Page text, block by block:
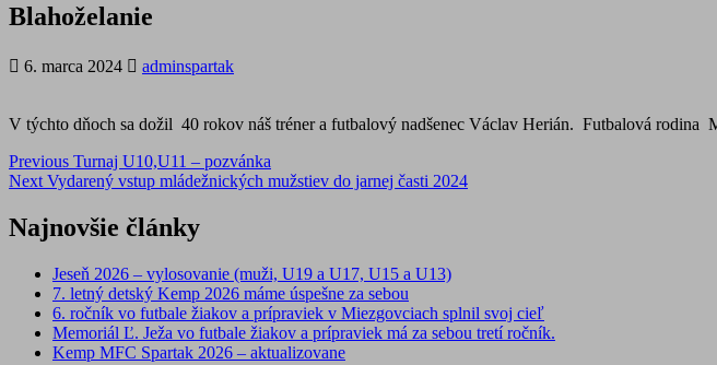
Blahoželanie
6. marca 2024 adminspartak
V týchto dňoch sa dožil 40 rokov náš tréner a futbalový nadšenec Václav Herián. Futbalová
Post
navigation
Previous Turnaj U10,U11 – pozvánka
Next Vydarený vstup mládežnických mužstiev do jarnej časti 2024
Najnovšie články
Jeseň 2026 – vylosovanie (muži, U19 a U17, U15 a U13)
7. letný detský Kemp 2026 máme úspešne za sebou
6. ročník vo futbale žiakov a prípraviek v Miezgovciach splnil svoj cieľ
Memoriál Ľ. Ježa vo futbale žiakov a prípraviek má za sebou tretí ročník.
Kemp MFC Spartak 2026 – aktualizovane